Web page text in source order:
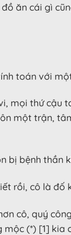
ăn cái gì
toán với
mọi thứ cậu
một trận,
bị bệnh thần
rồi, cô là đố
cô, quý
(*) [1] kia